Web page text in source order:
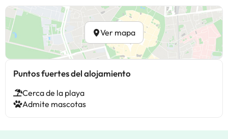
Ver mapa
Puntos fuertes del alojamiento
Cerca de la playa
Admite mascotas